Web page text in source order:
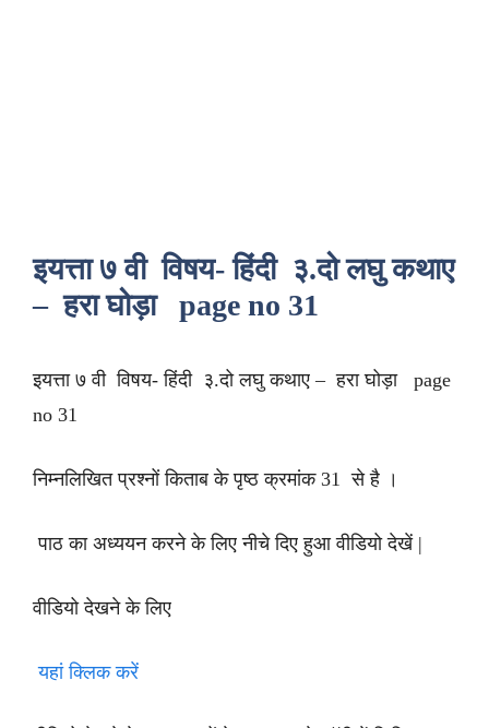
इयत्ता ७ वी विषय- हिंदी ३.दो लघु कथाए
– हरा घोड़ा page no 31
इयत्ता ७ वी विषय- हिंदी ३.दो लघु कथाए – हरा घोड़ा page
no 31
निम्नलिखित प्रश्नों किताब के पृष्ठ क्रमांक 31 से है ।
पाठ का अध्ययन करने के लिए नीचे दिए हुआ वीडियो देखें |
वीडियो देखने के लिए
यहां क्लिक करें